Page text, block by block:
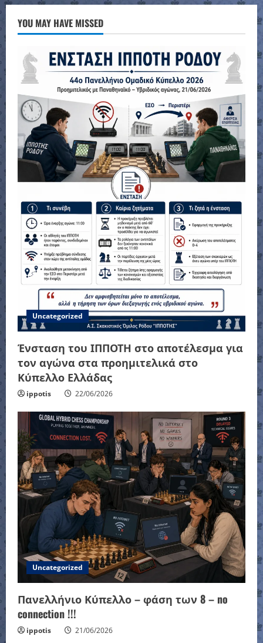
YOU MAY HAVE MISSED
Uncategorized
Ένσταση του ΙΠΠΟΤΗ στο αποτέλεσμα για
τον αγώνα στα προημιτελικά στο
Κύπελλο Ελλάδας
ippotis 22/06/2026
Uncategorized
Πανελλήνιο Κύπελλο – φάση των 8 – no
connection !!!
ippotis 21/06/2026